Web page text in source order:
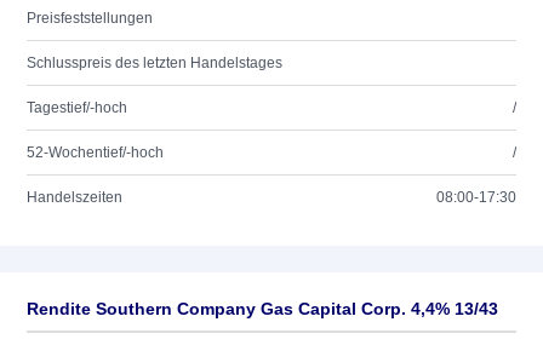
Preisfeststellungen
Schlusspreis des letzten Handelstages
Tagestief/-hoch /
52-Wochentief/-hoch /
Handelszeiten 08:00-17:30
Rendite Southern Company Gas Capital Corp. 4,4% 13/43